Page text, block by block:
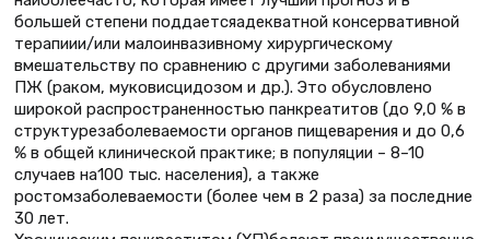
большей степени поддаетсяадекватной консервативной
терапиии/или малоинвазивному хирургическому
вмешательству по сравнению с другими заболеваниями
ПЖ (раком, муковисцидозом и др.). Это обусловлено
широкой распространенностью панкреатитов (до 9,0 % в
структурезаболеваемости органов пищеварения и до 0,6
% в общей клинической практике; в популяции – 8–10
случаев на100 тыс. населения), а также
ростомзаболеваемости (более чем в 2 раза) за последние
30 лет.